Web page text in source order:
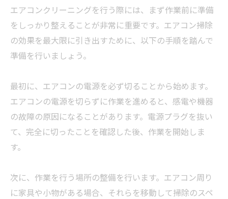
エアコンクリーニングを行う際には、まず作業前に準備
をしっかり整えることが非常に重要です。エアコン掃除
の効果を最大限に引き出すために、以下の手順を踏んで
準備を行いましょう。
最初に、エアコンの電源を必ず切ることから始めます。
エアコンの電源を切らずに作業を進めると、感電や機器
の故障の原因になることがあります。電源プラグを抜い
て、完全に切ったことを確認した後、作業を開始しま
す。
次に、作業を行う場所の整備を行います。エアコン周り
に家具や小物がある場合、それらを移動して掃除のスペ